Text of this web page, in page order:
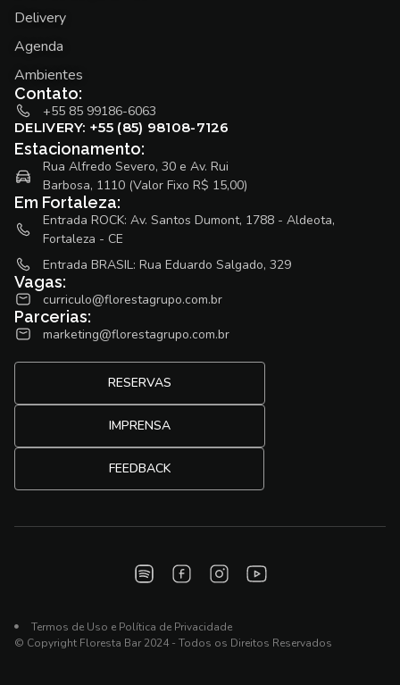
Delivery
Agenda
Ambientes
Contato:
+55 85 99186-6063
DELIVERY: +55 (85) 98108-7126
Estacionamento:
Rua Alfredo Severo, 30 e Av. Rui
Barbosa, 1110 (Valor Fixo R$ 15,00)
Em Fortaleza:
Entrada ROCK: Av. Santos Dumont, 1788 - Aldeota,
Fortaleza - CE
Entrada BRASIL: Rua Eduardo Salgado, 329
Vagas:
curriculo@florestagrupo.com.br
Parcerias:
marketing@florestagrupo.com.br
RESERVAS
IMPRENSA
FEEDBACK
Termos de Uso e Política de Privacidade
© Copyright Floresta Bar 2024 - Todos os Direitos Reservados